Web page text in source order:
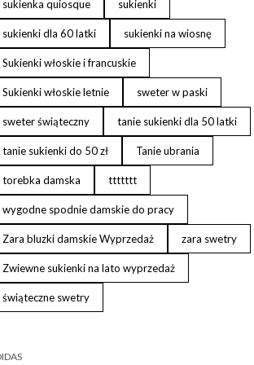
sukienka quiosque sukienki
sukienki dla 60 latki sukienki na wiosnę
Sukienki włoskie i francuskie
Sukienki włoskie letnie sweter w paski
sweter świąteczny tanie sukienki dla 50 latki
tanie sukienki do 50 zł Tanie ubrania
torebka damska ttttttt
wygodne spodnie damskie do pracy
Zara bluzki damskie Wyprzedaż zara swetry
Zwiewne sukienki na lato wyprzedaż
świąteczne swetry